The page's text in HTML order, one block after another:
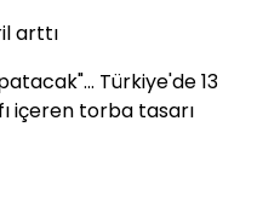
arttı
Türkiye'de 13
içeren torba tasarı